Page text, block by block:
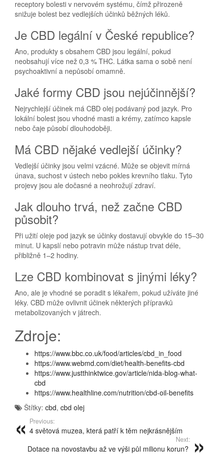
receptory bolesti v nervovém systému, čímž přirozeně
snižuje bolest bez vedlejších účinků běžných léků.
Je CBD legální v České republice?
Ano, produkty s obsahem CBD jsou legální, pokud
neobsahují více než 0,3 % THC. Látka sama o sobě není
psychoaktivní a nepůsobí omamně.
Jaké formy CBD jsou nejúčinnější?
Nejrychlejší účinek má CBD olej podávaný pod jazyk. Pro
lokální bolest jsou vhodné masti a krémy, zatímco kapsle
nebo čaje působí dlouhodoběji.
Má CBD nějaké vedlejší účinky?
Vedlejší účinky jsou velmi vzácné. Může se objevit mírná
únava, suchost v ústech nebo pokles krevního tlaku. Tyto
projevy jsou ale dočasné a neohrožují zdraví.
Jak dlouho trvá, než začne CBD
působit?
Při užití oleje pod jazyk se účinky dostavují obvykle do 15–30
minut. U kapslí nebo potravin může nástup trvat déle,
přibližně 1–2 hodiny.
Lze CBD kombinovat s jinými léky?
Ano, ale je vhodné se poradit s lékařem, pokud užíváte jiné
léky. CBD může ovlivnit účinek některých přípravků
metabolizovaných v játrech.
Zdroje:
https://www.bbc.co.uk/food/articles/cbd_in_food
https://www.webmd.com/diet/health-benefits-cbd
https://www.justthinktwice.gov/article/nida-blog-what-
cbd
https://www.healthline.com/nutrition/cbd-oil-benefits
Štítky: cbd, cbd olej
Previous:
4 světová muzea, která patří k těm nejkrásnějším
Next:
Dotace na novostavbu až ve výši půl milionu korun?